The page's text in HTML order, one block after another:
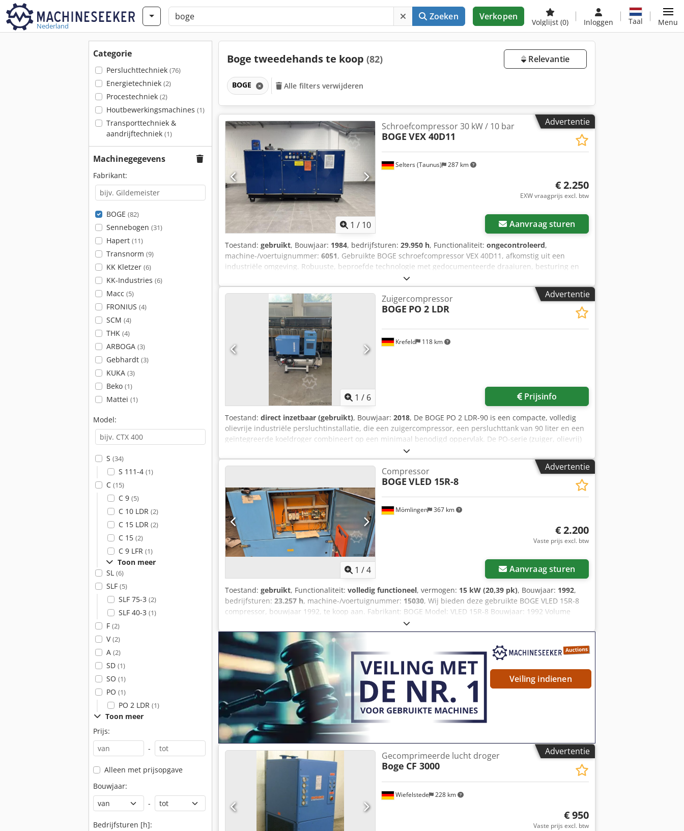
Nederland
Zoeken Verkopen
Volglijst (0) Inloggen Taal Menu
Categorie
Persluchttechniek (76)
Energietechniek (2)
Procestechniek (2)
Houtbewerkingsmachines (1)
Transporttechniek &
aandrijftechniek (1)
Machinegegevens
Fabrikant:
BOGE (82)
Sennebogen (31)
Hapert (11)
Transnorm (9)
KK Kletzer (6)
KK-Industries (6)
Macc (5)
FRONIUS (4)
SCM (4)
THK (4)
ARBOGA (3)
Gebhardt (3)
KUKA (3)
Beko (1)
Mattei (1)
Model:
S (34)
S 111-4 (1)
C (15)
C 9 (5)
C 10 LDR (2)
C 15 LDR (2)
C 15 (2)
C 9 LFR (1)
Toon meer
SL (6)
SLF (5)
SLF 75-3 (2)
SLF 40-3 (1)
F (2)
V(2)
A (2)
SD (1)
SO (1)
PO (1)
PO 2 LDR (1)
Toon meer
Prijs:
-
Alleen met prijsopgave
Bouwjaar:
-
Bedrijfsturen [h]:
Boge tweedehands te koop (82) Relevantie
BOGE Alle filters verwijderen
Advertentie
1 / 10
Selters (Taunus) 287 km
Schroefcompressor 30 kW / 10 bar
BOGE VEX 40D11
€ 2.250
EXW vraagprijs excl. btw
Aanvraag sturen
Toestand: gebruikt, Bouwjaar: 1984, bedrijfsturen: 29.950 h, Functionaliteit: ongecontroleerd,
machine-/voertuignummer: 6051, Gebruikte BOGE schroefcompressor VEX 40D11, afkomstig uit een
industriële omgeving. Robuuste, beproefde technologie met gedocumenteerde draaiuren, besturing en
koeling. Geschikt voor werkplaats, als reserveapparaat of voor ander gebruik. Technische gegevens: -
Vermogen: 30 kW - Debiet: ca. 4,0 m³/min Dkodpfx Ahjzrn Ahszsr - Maximale druk: 10 bar - Toerental:
4.360 tpm - Aansluiting: 380/400 V, driefasig - Huidige draaiurenteller: 12.622,7 uur - Gedocumenteerde
eerdere tellerstand: 17.326,4 uur - Gedocumenteerde totale draaiuren: ca. 29.950 uur -
Basislast-/stationaire draai-besturing via drukschakelaar FF142 - Schakelbereik: 8,5–9,5 bar - WILO
industriële circulatiepomp Staat: gebruikt en in overeenstemming met de leeftijd. Tot aan de demontage
in bedrijf; momenteel is er geen functionele test uitgevoerd, daarom is de functionaliteit niet getest.
Verkoop zoals bezichtigd, of conform de foto's. Locatie: 65618 Selters (Taunus), Duitsland.
Advertentie
1 / 6
Krefeld 118 km
Zuigercompressor
BOGE PO 2 LDR
Prijsinfo
Toestand: direct inzetbaar (gebruikt), Bouwjaar: 2018, De BOGE PO 2 LDR-90 is een compacte, volledig
olievrije industriële persluchtinstallatie, die een zuigercompressor, een persluchttank van 90 liter en een
geïntegreerde koeldroger combineert op een minimaal benodigd oppervlak. De PO-serie (zuiger, olievrij)
van BOGE is speciaal ontworpen voor veeleisende toepassingsgebieden, zoals de medische sector, de
voedingsmiddelenindustrie of spuiterijen. PO: Zuiger, olievrij (100% olievrije zuigercompressor). 2:
Prestatieklasse / motorvermogen (ca. 2 pk / 1,5 kW). Dkjdpozmpa Refx Ahzjr L: Lineaire opstelling (directe
koppeling van motor en compressor). D: Droger (geïntegreerde koeldroger voor droge perslucht). R: Tank
(gemonteerd op een persluchttank). 90: Tankinhoud van 90 liter.
Advertentie
1 /4
Mömlingen 367 km
Compressor
BOGE VLED 15R-8
€ 2.200
Vaste prijs excl. btw
Aanvraag sturen
Toestand: gebruikt, Functionaliteit: volledig functioneel, vermogen: 15 kW (20,39 pk), Bouwjaar: 1992,
bedrijfsturen: 23.257 h, machine-/voertuignummer: 15030, Wij bieden deze gebruikte BOGE VLED 15R-8
compressor, bouwjaar 1992, te koop aan. Fabrikant: BOGE Model: VLED 15R-8 Bouwjaar: 1992 Volume
Debiet: 1268 m³/min Einddruk na compressie: 13 bar Toerental hoofdas: 4405 min-1 Aandrijfsvermogen:
15 kW Als u vragen heeft of meer informatie nodig heeft, stuur ons dan gerust een bericht of neem
telefonisch contact met ons op. Dsdjzqpk Rspfx Ahzjkr
Veiling indienen
Advertentie
Wiefelstede 228 km
Gecomprimeerde lucht droger
Boge CF 3000
€ 950
Vaste prijs excl. btw